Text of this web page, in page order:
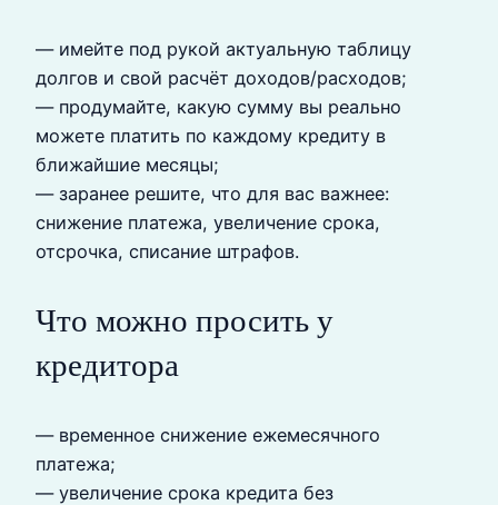
— имейте под рукой актуальную таблицу
долгов и свой расчёт доходов/расходов;
— продумайте, какую сумму вы реально
можете платить по каждому кредиту в
ближайшие месяцы;
— заранее решите, что для вас важнее:
снижение платежа, увеличение срока,
отсрочка, списание штрафов.
Что можно просить у
кредитора
— временное снижение ежемесячного
платежа;
— увеличение срока кредита без